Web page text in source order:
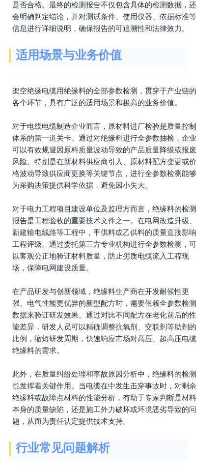
是否合格。最终的检测报告不仅包含具体的检测数据，还
会明确判定结论，并对测试条件、使用仪器、依据标准等
信息进行详细说明，确保报告的可追溯性和法律效力。
适用场景与业务价值
架空绝缘电缆用绝缘料的全部参数检测，贯穿于产业链的
各个环节，具有广泛的适用场景和极高的业务价值。
对于电线电缆制造企业而言，原材料进厂检验是质量控制
体系的第一道关卡。通过对绝缘料进行全参数抽检，企业
可以有效规避因原料质量波动导致的产品质量降级或报废
风险。特别是在新材料供应商引入、原材料配方变更或价
格波动导致供应商更换等关键节点，进行全参数检测能够
为采购决策提供科学依据，避免因小失大。
对于电力工程项目建设单位及监理方而言，绝缘料的检测
报告是工程验收的重要技术文件之一。在电网改造升级、
新建输电线路等工程中，甲供料或乙供料的质量直接影响
工程评级。通过委托第三方专业机构进行全参数检测，可
以客观公正地验证材料质量，防止劣质电缆流入工程现
场，保障电网建设质量。
在产品研发与创新领域，绝缘料生产商在开发耐候性更
强、电气性能更优异的新型配方时，需要依赖全参数检测
数据来验证研发效果。通过对比不同配方在老化前后的性
能差异，研发人员可以精确调整抗氧剂、交联剂等助剂的
比例，缩短研发周期，快速响应市场对高压、超高压电缆
绝缘料的需求。
此外，在质量纠纷处理和事故原因分析中，绝缘料的检测
也发挥着关键作用。当电缆在中发生击穿事故时，对剩余
绝缘料或故障点材料的性能分析，有助于专家判断是材料
本身的质量缺陷，还是施工外力破坏或环境恶劣导致的问
题，从而为责任认定提供技术支持。
行业常见问题解析